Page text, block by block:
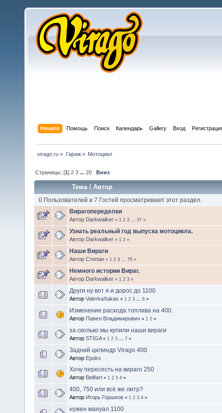
Начало Помощь Поиск Календарь Gallery Вход
virago.ru » Гараж» Мотоцикл
Страницы: [1]2 3 ...20 Вниз
Тема/Автор
0 Пользователей и 7 Гостей просматривают этот раздел.
Вирагопеределки
Автор Darkwalker « 1 2 3 37 »
Узнать реальный год выпуска мотоцикла.
Автор Darkwalker « 1 2 »
Наши Вираги
Автор Степан « 1 2 3 75 »
Немного истории Вираг.
Автор Darkwalker « 1 2 3 »
Други ну вот я и дорос до 1100
Автор ValerkaXakas « 1 2 3 6 »
Изменение расхода топлива на 400.
Автор Павел Владимирович « 1 2 »
за сколько мы купили наши вираги
Автор STIGA « 1 2 3 7 »
Задний цилиндр Virago 400
Автор Epoks
Хочу пересесть на вираго 250
Автор Belifart « 1 2 3 4 »
400, 750 или всё же литр?
Автор Игорь Горшков « 1 2 3 4 »
нужен мануал 1100